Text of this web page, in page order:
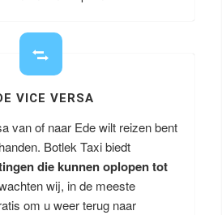
VICE VERSA
van of naar Ede wilt reizen bent
Botlek Taxi biedt
die kunnen oplopen tot
wij, in de meeste
om u weer terug naar